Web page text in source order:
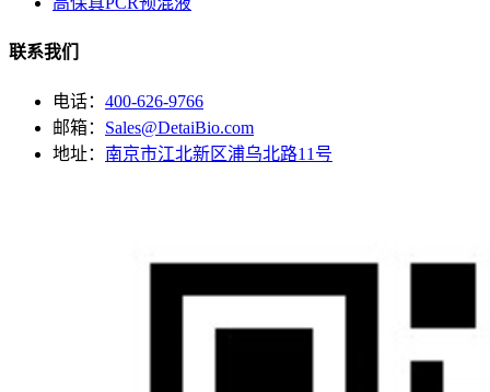
联系我们
电话： 400-626-9766
邮箱： Sales@DetaiBio.com
地址： 南京市江北新区浦乌北路11号